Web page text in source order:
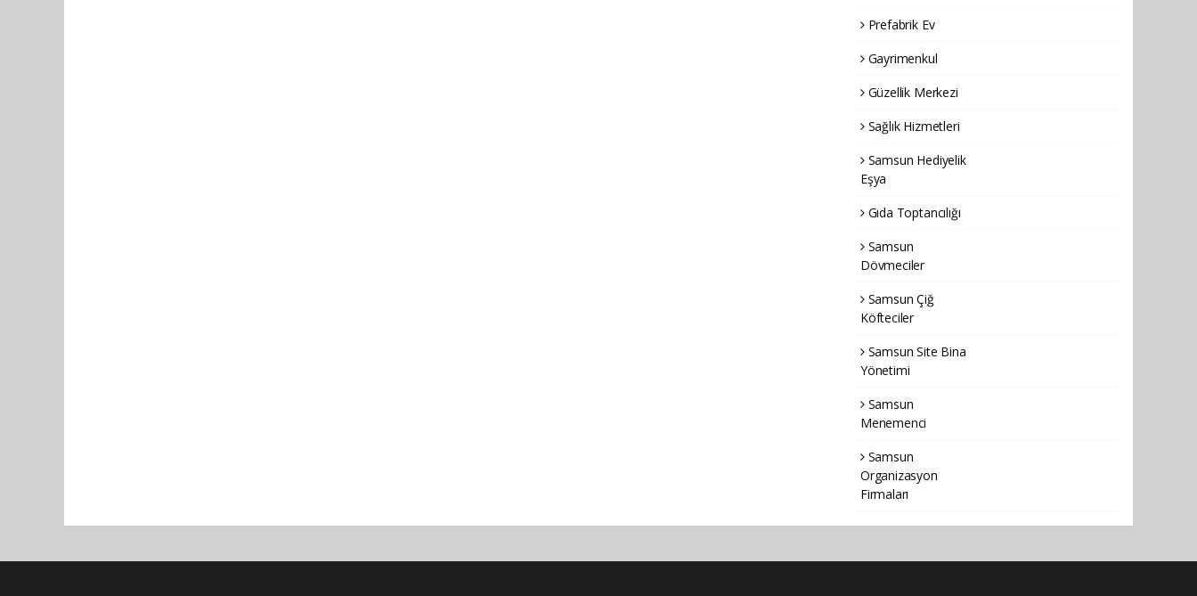
Prefabrik Ev
Gayrimenkul
Güzellik Merkezi
Sağlık Hizmetleri
Samsun Hediyelik
Eşya
Gıda Toptancılığı
Samsun
Dövmeciler
Samsun Çiğ
Köfteciler
Samsun Site Bina
Yönetimi
Samsun
Menemenci
Samsun
Organizasyon
Firmaları